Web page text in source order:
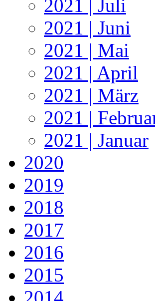
2021 | Juli
2021 | Juni
2021 | Mai
2021 | April
2021 | März
2021 |
2021 | Januar
2020
2019
2018
2017
2016
2015